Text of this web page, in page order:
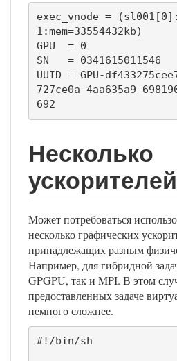
exec_vnode =
1:mem=33554432kb)
GPU  = 0
SN   = 0341615011546
UUID = GPU-
727ce0a-4aa635a9-
692
Несколько
ускорителей
Может потребоваться
несколько графических
принадлежащих разным
Например, для гибридной
GPGPU, так и MPI. В этом
предоставленных задаче
немного сложнее.
#!/bin/sh